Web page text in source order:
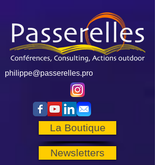
philippe@passerelles.pro
La Boutique
Newsletters